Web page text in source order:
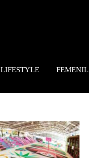
LIFESTYLE FEMENIL